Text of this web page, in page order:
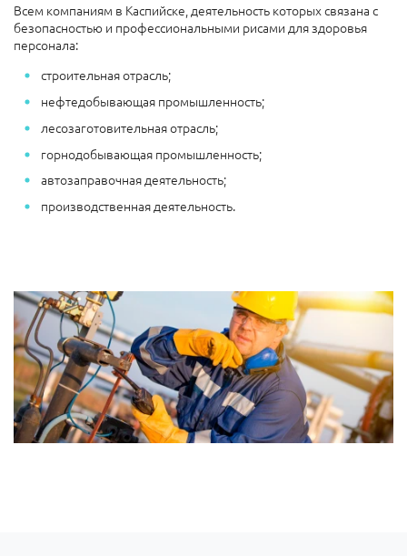
Всем компаниям в Каспийске, деятельность которых связана с
безопасностью и профессиональными рисами для здоровья
персонала:
строительная отрасль;
нефтедобывающая промышленность;
лесозаготовительная отрасль;
горнодобывающая промышленность;
автозаправочная деятельность;
производственная деятельность.